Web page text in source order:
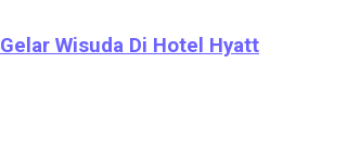
Wisuda Di Hotel Hyatt